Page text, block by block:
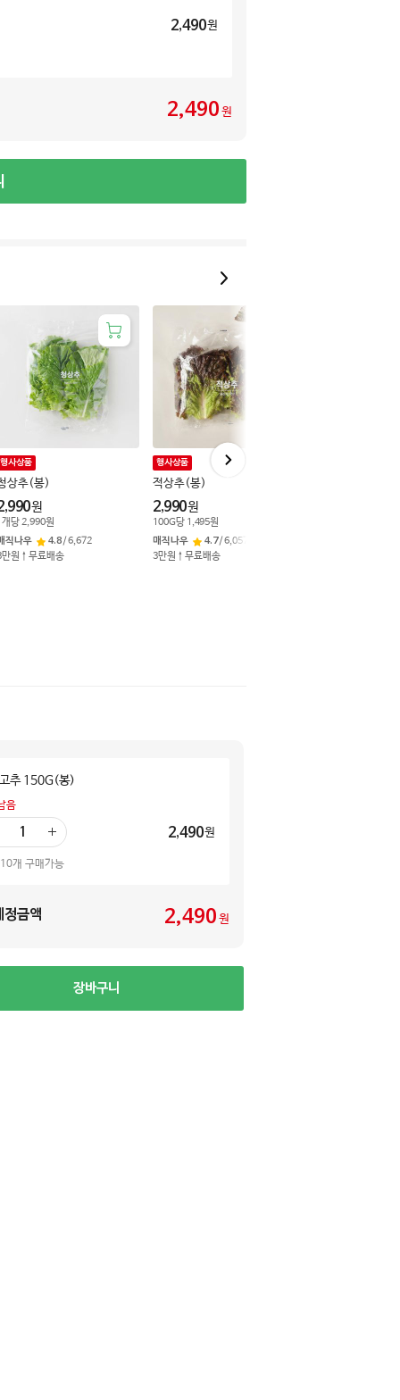
2,490원
2,490 원
상추(봉)
행사상품
원
개당2,990원
직나우
4.8/6,672
만원↑무료배송
적상추(봉)
행사상품
2,990원
100G당 1,495원
매직나우
4.7/6,057
3만원↑무료배송
추 150G(봉)
음
더
하
기
2,490원
개 구매가능
정금액 2,490 원
장바구니